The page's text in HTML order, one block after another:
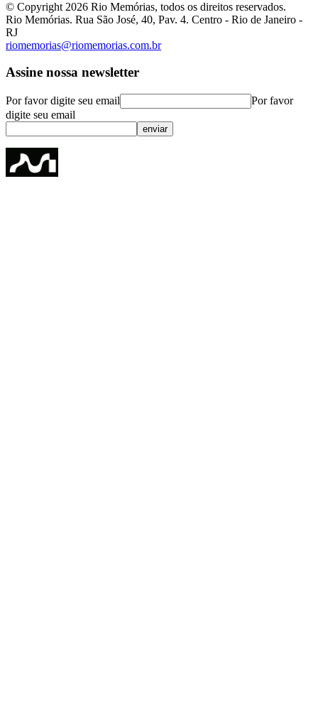
© Copyright 2026 Rio Memórias, todos os direitos reservados.
Rio Memórias. Rua São José, 40, Pav. 4. Centro - Rio de Janeiro -
RJ
riomemorias@riomemorias.com.br
Assine nossa newsletter
Por favor digite seu email
Por favor
digite seu email
enviar